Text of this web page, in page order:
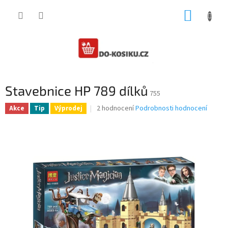
Stavebnice HP 789 dílků 755
Akce Tip Výprodej
Průměrné
5
hvězdiček.
2 hodnoceníPodrobnosti hodnocení